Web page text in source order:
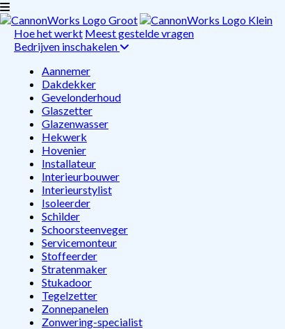
Hoe het werkt Meest gestelde vragen
Bedrijven inschakelen
Aannemer
Dakdekker
Gevelonderhoud
Glaszetter
Glazenwasser
Hekwerk
Hovenier
Installateur
Interieurbouwer
Interieurstylist
Isoleerder
Schilder
Schoorsteenveger
Servicemonteur
Stoffeerder
Stratenmaker
Stukadoor
Tegelzetter
Zonnepanelen
Zonwering-specialist